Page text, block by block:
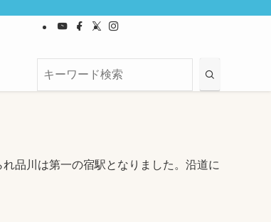
品川は第一の宿駅となりました。沿道に